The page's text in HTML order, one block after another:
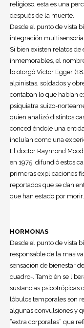
religioso, esta es una
después de la muerte.
Desde el punto de vista
integración
Si bien existen relatos
inmemorables, el
lo otorgó Victor Egger
alpinistas, soldados y
contaban lo que habían
psiquiatra suizo-
quien analizó distintos
concediéndole una
incluían como una
El doctor Raymond
en 1975, difundió estos
primeras explicaciones
reportados que se dan
que han estado por morir.
HORMONAS
Desde el punto de vista
responsable de la
sensación de bienestar
cuadro-. También se
sustancias psicotrópicas
lóbulos temporales son
algunas convulsiones y
“extra corporales” que